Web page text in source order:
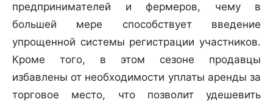
предпринимателей и фермеров, чему в
большей мере способствует введение
упрощенной системы регистрации участников.
Кроме того, в этом сезоне продавцы
избавлены от необходимости уплаты аренды за
торговое место, что позволит удешевить